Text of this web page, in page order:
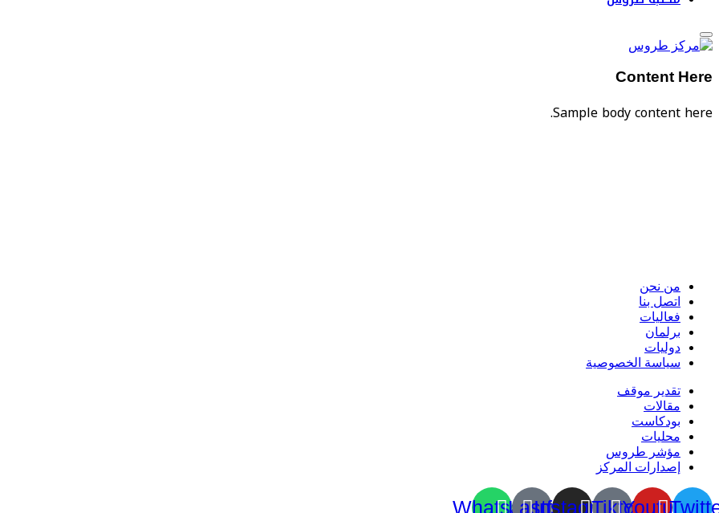
Content Here
Sample body content here.
من نحن
اتصل بنا
فعاليات
برلمان
دوليات
سياسة الخصوصية
تقدير موقف
مقالات
بودكاست
محليات
مؤشر طروس
إصدارات المركز
Youtube
Tiktok
Instagram
Lastfm
Whatsapp